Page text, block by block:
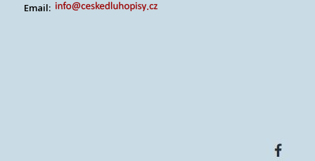
Email: